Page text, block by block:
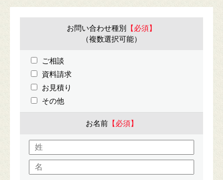
お問い合わせ種別
【必須】
（複数選択可能）
ご相談
資料請求
お見積り
その他
お名前【必須】